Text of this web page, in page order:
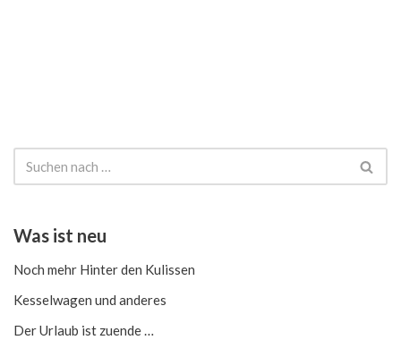
Was ist neu
Noch mehr Hinter den Kulissen
Kesselwagen und anderes
Der Urlaub ist zuende …